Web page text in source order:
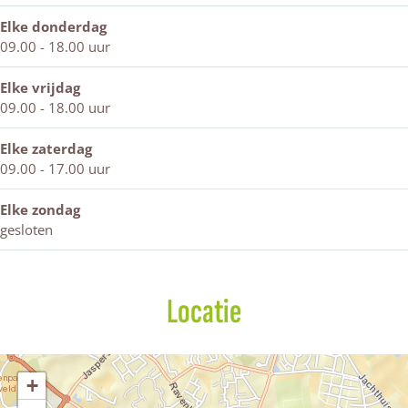
i
j
k
w
i
j
k
k
s
w
i
k
e
W
i
n
t
r
s
Elke donderdag
09.00 - 18.00 uur
Elke vrijdag
09.00 - 18.00 uur
Elke zaterdag
09.00 - 17.00 uur
Elke zondag
gesloten
Locatie
+